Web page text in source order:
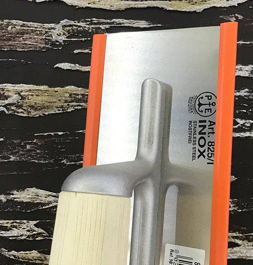
×
БИСКВИТКИ.
МОЖЕТЕ ДА
ТУК.